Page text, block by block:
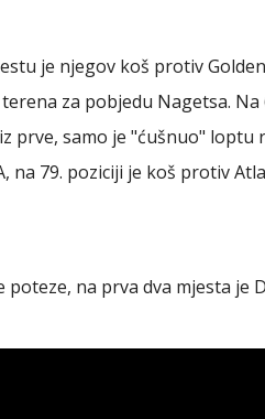
je njegov koš protiv
za pobjedu Nagetsa.
prve, samo je "ćušnuo"
na 79. poziciji je koš protiv
poteze, na prva dva mjesta je